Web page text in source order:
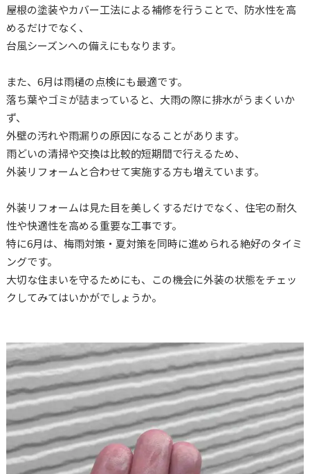
屋根の塗装やカバー工法による補修を行うことで、防水性を高
めるだけでなく、
台風シーズンへの備えにもなります。
また、6月は雨樋の点検にも最適です。
落ち葉やゴミが詰まっていると、大雨の際に排水がうまくいか
ず、
外壁の汚れや雨漏りの原因になることがあります。
雨どいの清掃や交換は比較的短期間で行えるため、
外装リフォームと合わせて実施する方も増えています。
外装リフォームは見た目を美しくするだけでなく、住宅の耐久
性や快適性を高める重要な工事です。
特に6月は、梅雨対策・夏対策を同時に進められる絶好のタイミ
ングです。
大切な住まいを守るためにも、この機会に外装の状態をチェッ
クしてみてはいかがでしょうか。